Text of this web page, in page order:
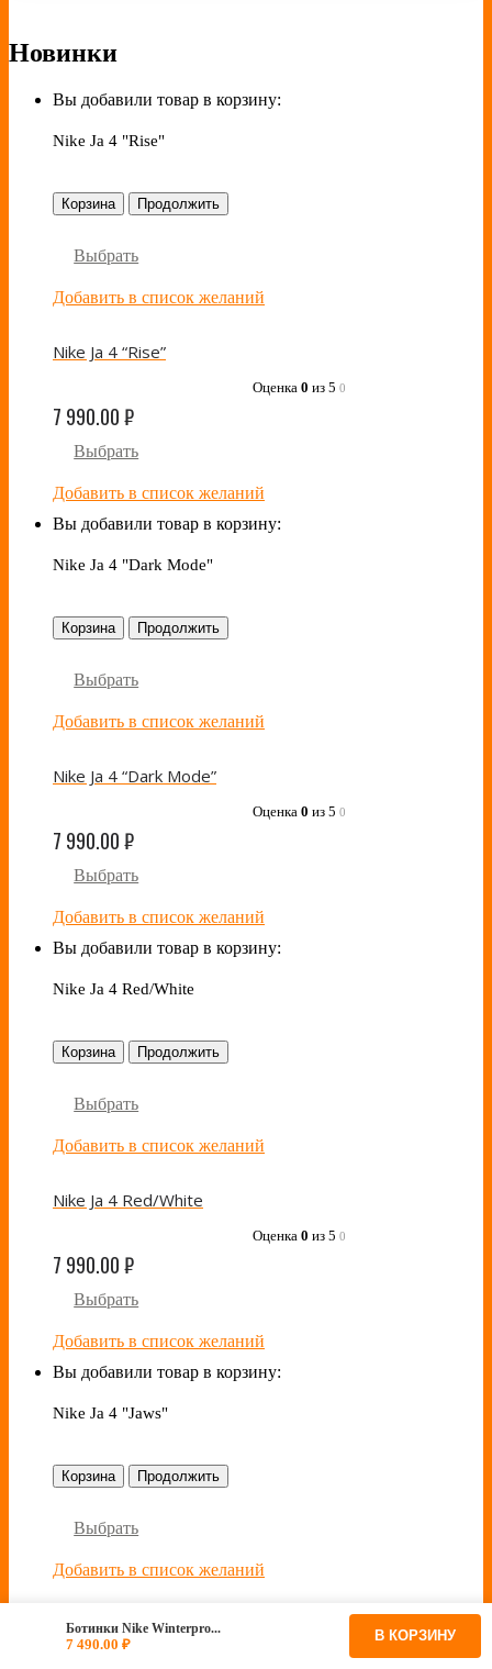
Новинки
Вы добавили товар в корзину:
Nike Ja 4 "Rise"
Корзина Продолжить
Выбрать
Добавить в список желаний
Nike Ja 4 “Rise”
Оценка 0 из 5 0
7 990.00₽
Выбрать
Добавить в список желаний
Вы добавили товар в корзину:
Nike Ja 4 "Dark Mode"
Корзина Продолжить
Выбрать
Добавить в список желаний
Nike Ja 4 “Dark Mode”
Оценка 0 из 5 0
7 990.00₽
Выбрать
Добавить в список желаний
Вы добавили товар в корзину:
Nike Ja 4 Red/White
Корзина Продолжить
Выбрать
Добавить в список желаний
Nike Ja 4 Red/White
Оценка 0 из 5 0
7 990.00₽
Выбрать
Добавить в список желаний
Вы добавили товар в корзину:
Nike Ja 4 "Jaws"
Корзина Продолжить
Выбрать
Добавить в список желаний
Nike Ja 4 “Jaws”
Ботинки Nike Winterpro...
7 490.00 ₽ В КОРЗИНУ